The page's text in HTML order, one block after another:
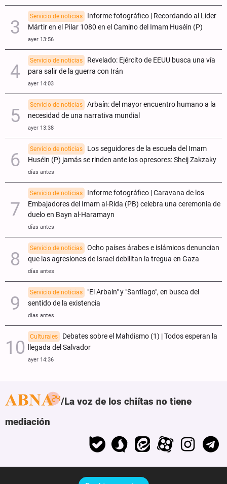
Servicio de noticias
Informe fotográfico | Recordando al Líder
Mártir en el Pilar 1080 en el Camino del Imam Huséin (P)
ayer 13:56
Servicio de noticias
Revelado: Ejército de EEUU busca una vía
para salir de la guerra con Irán
ayer 14:03
Servicio de noticias
Arbaín: del mayor encuentro humano a la
necesidad de una narrativa mundial
ayer 13:38
Servicio de noticias
Los seguidores de la escuela del Imam
Huséin (P) jamás se rinden ante los opresores: Sheij Zakzaky
días antes
Servicio de noticias
Informe fotográfico | Caravana de los
Embajadores del Imam al-Rida (PB) celebra una ceremonia de
duelo en Bayn al-Haramayn
días antes
Servicio de noticias
Ocho países árabes e islámicos denuncian
que las agresiones de Israel debilitan la tregua en Gaza
días antes
Servicio de noticias
"El Arbaín" y "Santiago", en busca del
sentido de la existencia
días antes
Culturales
Debates sobre el Mahdismo (1) | Todos esperan la
llegada del Salvador
ayer 14:36
La voz de los chiítas no tiene
mediación